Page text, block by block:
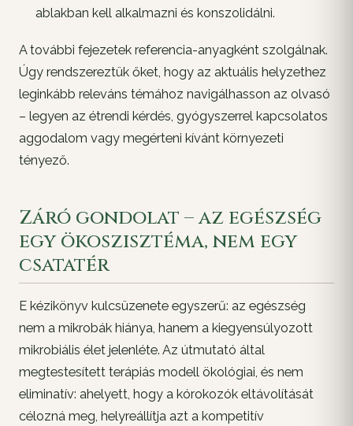
ablakban kell alkalmazni és konszolidálni.
A további fejezetek referencia-anyagként szolgálnak.
Úgy rendszereztük őket, hogy az aktuális helyzethez
leginkább releváns témához navigálhasson az olvasó
– legyen az étrendi kérdés, gyógyszerrel kapcsolatos
aggodalom vagy megérteni kívánt környezeti
tényező.
Záró gondolat – az egészség
egy ökoszisztéma, nem egy
csatatér
E kézikönyv kulcsüzenete egyszerű: az egészség
nem a mikrobák hiánya, hanem a kiegyensúlyozott
mikrobiális élet jelenléte. Az útmutató által
megtestesített terápiás modell ökológiai, és nem
eliminatív: ahelyett, hogy a kórokozók eltávolítását
célozná meg, helyreállítja azt a kompetitív